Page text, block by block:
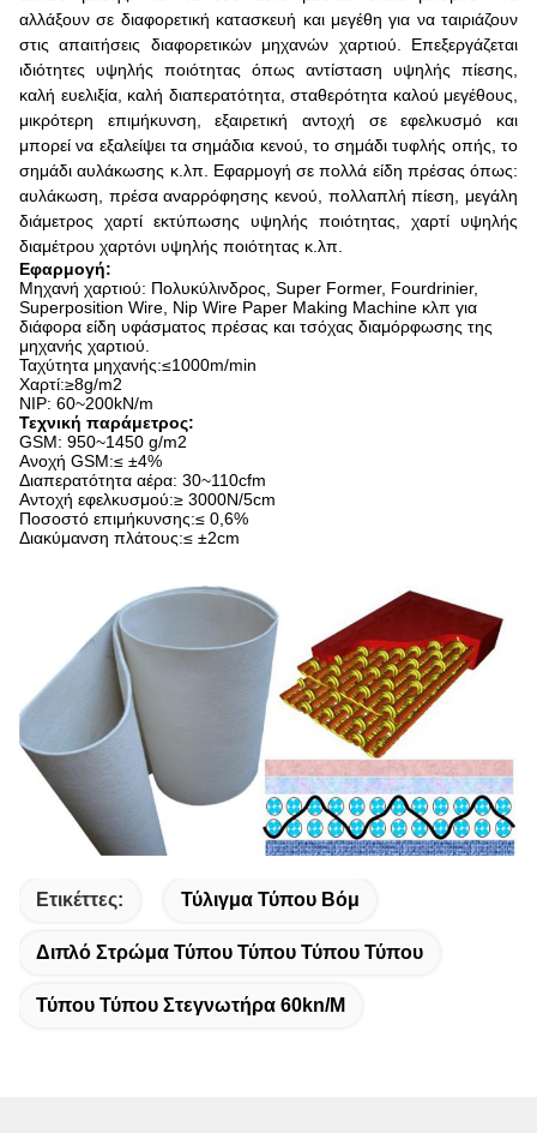
αλλάξουν σε διαφορετική κατασκευή και μεγέθη για να ταιριάζουν
στις απαιτήσεις διαφορετικών μηχανών χαρτιού. Επεξεργάζεται
ιδιότητες υψηλής ποιότητας όπως αντίσταση υψηλής πίεσης,
καλή ευελιξία, καλή διαπερατότητα, σταθερότητα καλού μεγέθους,
μικρότερη επιμήκυνση, εξαιρετική αντοχή σε εφελκυσμό και
μπορεί να εξαλείψει τα σημάδια κενού, το σημάδι τυφλής οπής, το
σημάδι αυλάκωσης κ.λπ. Εφαρμογή σε πολλά είδη πρέσας όπως:
αυλάκωση, πρέσα αναρρόφησης κενού, πολλαπλή πίεση, μεγάλη
διάμετρος χαρτί εκτύπωσης υψηλής ποιότητας, χαρτί υψηλής
διαμέτρου χαρτόνι υψηλής ποιότητας κ.λπ.
Εφαρμογή:
Μηχανή χαρτιού: Πολυκύλινδρος, Super Former, Fourdrinier,
Superposition Wire, Nip Wire Paper Making Machine κλπ για
διάφορα είδη υφάσματος πρέσας και τσόχας διαμόρφωσης της
μηχανής χαρτιού.
Ταχύτητα μηχανής:≤1000m/min
Χαρτί:≥8g/m2
NIP: 60~200kN/m
Τεχνική παράμετρος:
GSM: 950~1450 g/m2
Ανοχή GSM:≤ ±4%
Διαπερατότητα αέρα: 30~110cfm
Αντοχή εφελκυσμού:≥ 3000N/5cm
Ποσοστό επιμήκυνσης:≤ 0,6%
Διακύμανση πλάτους:≤ ±2cm
Ετικέττες: Τύλιγμα Τύπου Βόμ
Διπλό Στρώμα Τύπου Τύπου Τύπου Τύπου
Τύπου Τύπου Στεγνωτήρα 60kn/m